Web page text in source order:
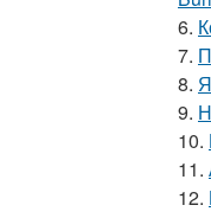
6.
7.
8.
9.
10.
11.
12.